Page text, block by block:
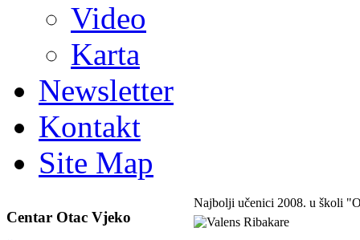
Video
Karta
Newsletter
Kontakt
Site Map
Centar Otac Vjeko
Najbolji učenici 2008. u školi